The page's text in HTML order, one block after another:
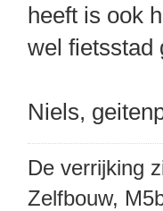
heeft is ook
wel fietsstad
Niels,
De verrijking
Zelfbouw,